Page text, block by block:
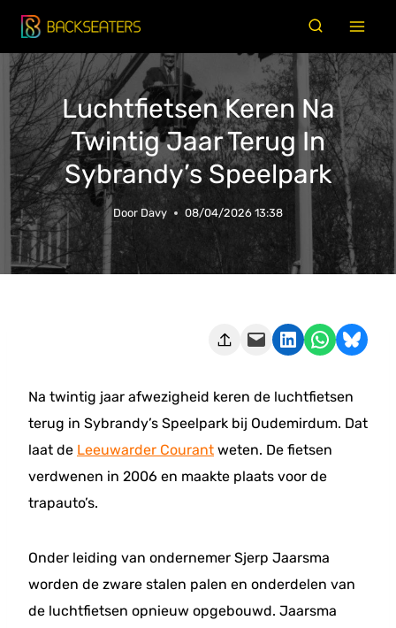
Doorgaan
naar
inhoud
Luchtfietsen Keren Na
Twintig Jaar Terug In
Sybrandy’s Speelpark
Door Davy 08/04/2026 13:38
Deze pagina e-mailen Delen op LinkedIn Delen via WhatsApp Share on Bluesky
Na twintig jaar afwezigheid keren de luchtfietsen
terug in Sybrandy’s Speelpark bij Oudemirdum. Dat
laat de Leeuwarder Courant weten. De fietsen
verdwenen in 2006 en maakte plaats voor de
trapauto’s.
Onder leiding van ondernemer Sjerp Jaarsma
worden de zware stalen palen en onderdelen van
de luchtfietsen opnieuw opgebouwd. Jaarsma